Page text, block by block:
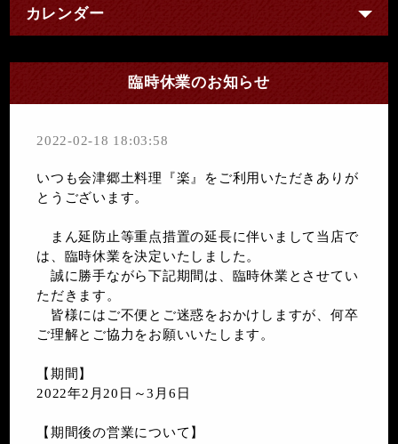
カレンダー
臨時休業のお知らせ
2022-02-18 18:03:58
いつも会津郷土料理『楽』をご利用いただきありが
とうございます。
まん延防止等重点措置の延長に伴いまして当店で
は、臨時休業を決定いたしました。
誠に勝手ながら下記期間は、臨時休業とさせてい
ただきます。
皆様にはご不便とご迷惑をおかけしますが、何卒
ご理解とご協力をお願いいたします。
【期間】
2022年2月20日～3月6日
【期間後の営業について】